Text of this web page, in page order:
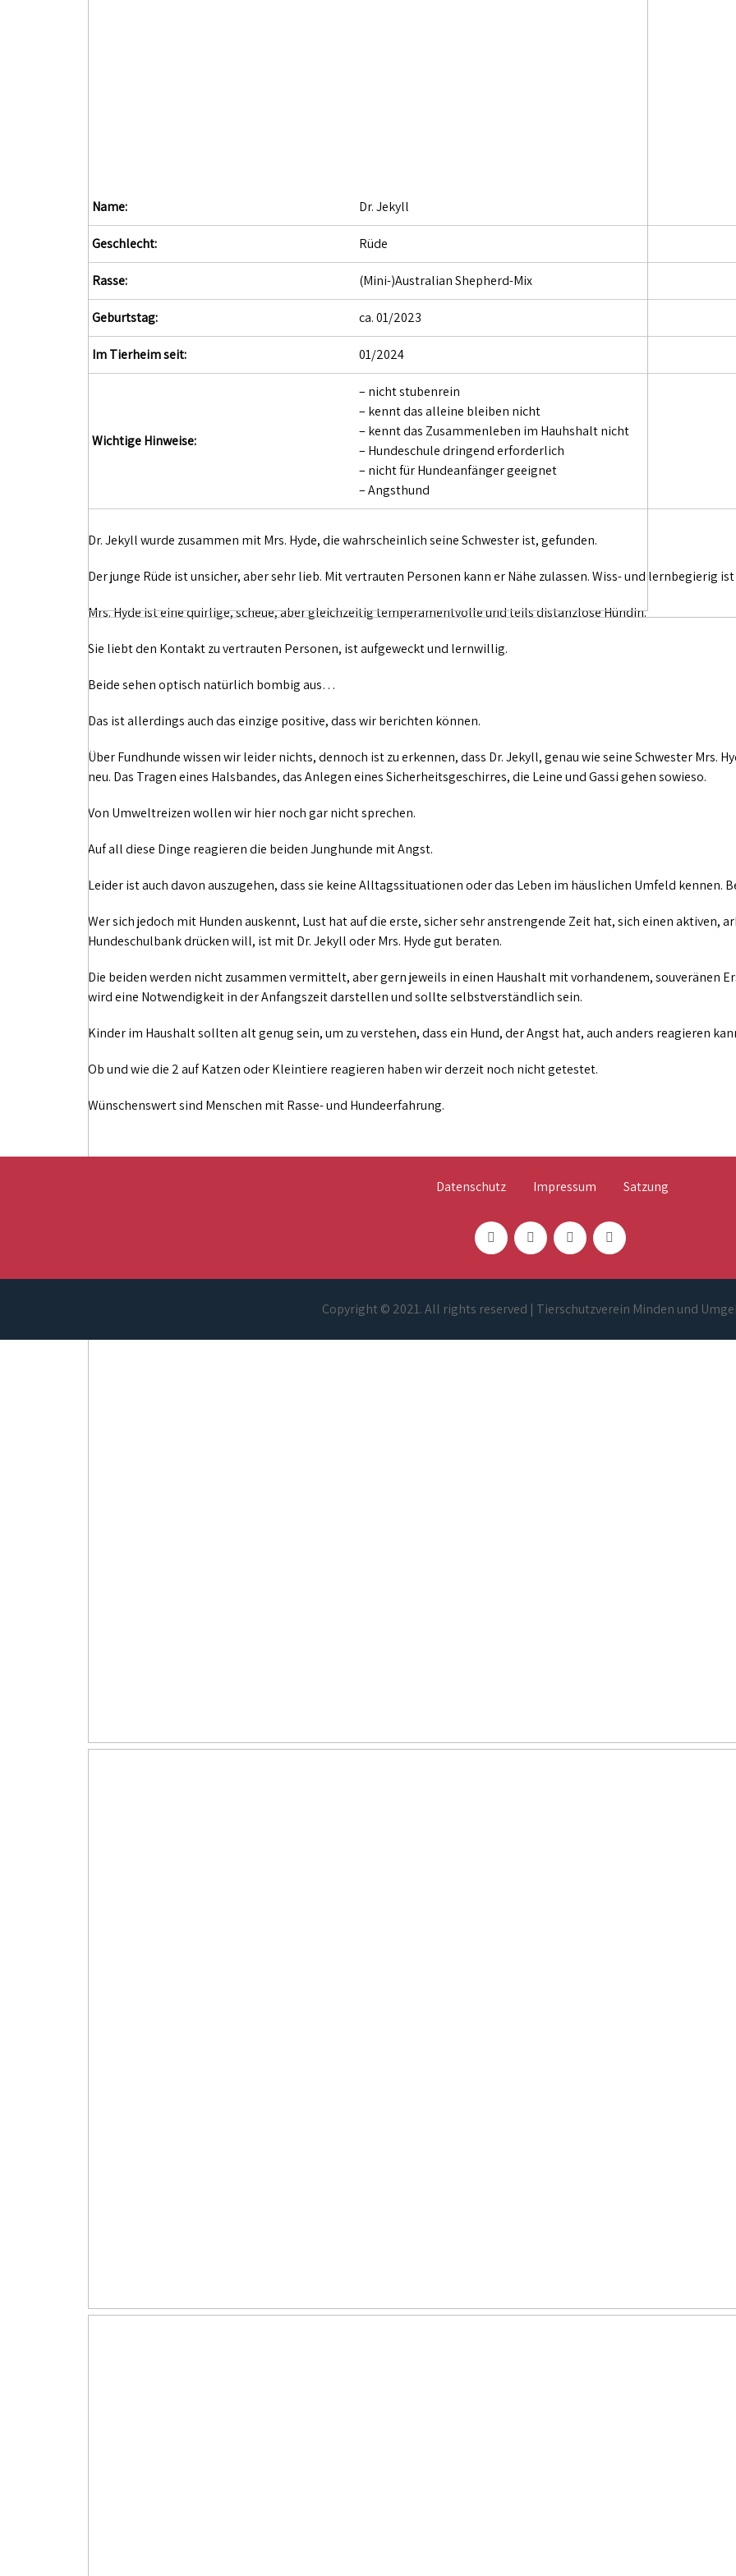
Name: Dr. Jekyll
Geschlecht: Rüde
Rasse: (Mini-)Australian Shepherd-Mix
Geburtstag: ca. 01/2023
Im Tierheim seit: 01/2024
Wichtige Hinweise:
– nicht stubenrein
– kennt das alleine bleiben nicht
– kennt das Zusammenleben im Hauhshalt nicht
– Hundeschule dringend erforderlich
– nicht für Hundeanfänger geeignet
– Angsthund
Dr. Jekyll wurde zusammen mit Mrs. Hyde, die wahrscheinlich seine Schwester ist, gefunden.
Der junge Rüde ist unsicher, aber sehr lieb. Mit vertrauten Personen kann er Nähe zulassen. Wiss- und lernbegierig
Mrs. Hyde ist eine quirlige, scheue, aber gleichzeitig temperamentvolle und teils distanzlose Hündin.
Sie liebt den Kontakt zu vertrauten Personen, ist aufgeweckt und lernwillig.
Beide sehen optisch natürlich bombig aus…
Das ist allerdings auch das einzige positive, dass wir berichten können.
Über Fundhunde wissen wir leider nichts, dennoch ist zu erkennen, dass Dr. Jekyll, genau wie seine Schwester Mrs.
neu. Das Tragen eines Halsbandes, das Anlegen eines Sicherheitsgeschirres, die Leine und Gassi gehen sowieso.
Von Umweltreizen wollen wir hier noch gar nicht sprechen.
Auf all diese Dinge reagieren die beiden Junghunde mit Angst.
Leider ist auch davon auszugehen, dass sie keine Alltagssituationen oder das Leben im häuslichen Umfeld kennen.
Wer sich jedoch mit Hunden auskennt, Lust hat auf die erste, sicher sehr anstrengende Zeit hat, sich einen aktiven,
Hundeschulbank drücken will, ist mit Dr. Jekyll oder Mrs. Hyde gut beraten.
Die beiden werden nicht zusammen vermittelt, aber gern jeweils in einen Haushalt mit vorhandenem, souveränen
wird eine Notwendigkeit in der Anfangszeit darstellen und sollte selbstverständlich sein.
Kinder im Haushalt sollten alt genug sein, um zu verstehen, dass ein Hund, der Angst hat, auch anders reagieren
Ob und wie die 2 auf Katzen oder Kleintiere reagieren haben wir derzeit noch nicht getestet.
Wünschenswert sind Menschen mit Rasse- und Hundeerfahrung.
Datenschutz Impressum Satzung
Copyright © 2021. All rights reserved | Tierschutzverein Minden und